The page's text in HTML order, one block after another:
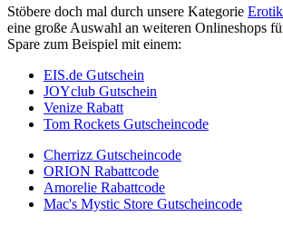
Stöbere doch mal durch unsere Kategorie Erotik
eine große Auswahl an weiteren Onlineshops
Spare zum Beispiel mit einem:
EIS.de Gutschein
JOYclub Gutschein
Venize Rabatt
Tom Rockets Gutscheincode
Cherrizz Gutscheincode
ORION Rabattcode
Amorelie Rabattcode
Mac's Mystic Store Gutscheincode